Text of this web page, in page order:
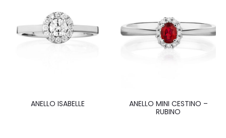
ANELLO ISABELLE
ANELLO MINI CESTINO –
RUBINO